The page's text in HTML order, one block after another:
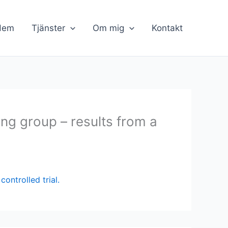
Tjänster Om mig Kontakt
group – results from a
trial.